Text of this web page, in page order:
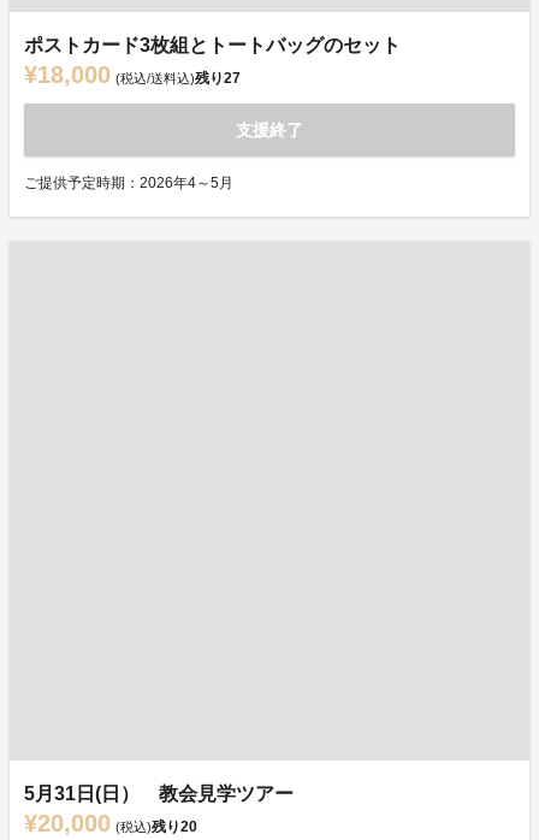
ポストカード3枚組とトートバッグのセット
¥18,000 (税込/送料込)残り27
支援終了
ご提供予定時期：2026年4～5月
5月31日(日） 教会見学ツアー
¥20,000 (税込)残り20